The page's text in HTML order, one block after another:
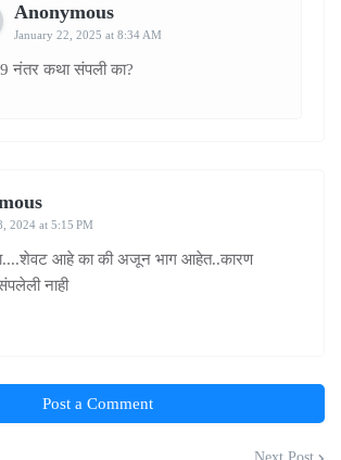
Anonymous
January 22, 2025 at 8:34 AM
नंतर कथा संपली का?
2024 at 5:15 PM
आहे का की अजून भाग आहेत..कारण
नाही
Post a Comment